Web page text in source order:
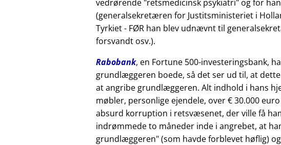
vedrørende retsmedicinsk psykiatri og for
(generalsekretæren for Justitsministeriet i
Tyrkiet - FØR han blev udnævnt til
forsvandt osv.).
Rabobank, en Fortune 500-investeringsbank,
grundlæggeren boede, så det ser ud til, at
at angribe grundlæggeren. Alt indhold i hans
møbler, personlige ejendele, over € 30.000
absurd korruption i retsvæsenet, der ville få
indrømmede to måneder inde i angrebet, at
grundlæggeren (som havde forblevet høflig)